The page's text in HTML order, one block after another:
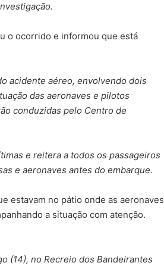
o ocorrido e informou que está
acidente aéreo, envolvendo dois
das aeronaves e pilotos
conduzidas pelo Centro de
e reitera a todos os passageiros
e aeronaves antes do embarque.
estavam no pátio onde as aeronaves
a situação com atenção.
(14), no Recreio dos Bandeirantes